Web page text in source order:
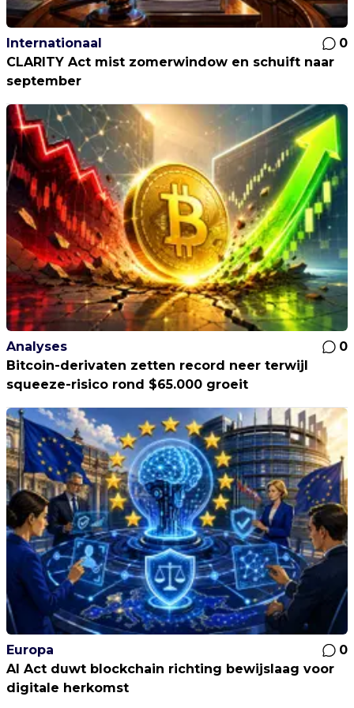
Internationaal
0
CLARITY Act mist zomerwindow en schuift naar
september
Analyses
0
Bitcoin-derivaten zetten record neer terwijl
squeeze-risico rond $65.000 groeit
Europa
0
AI Act duwt blockchain richting bewijslaag voor
digitale herkomst